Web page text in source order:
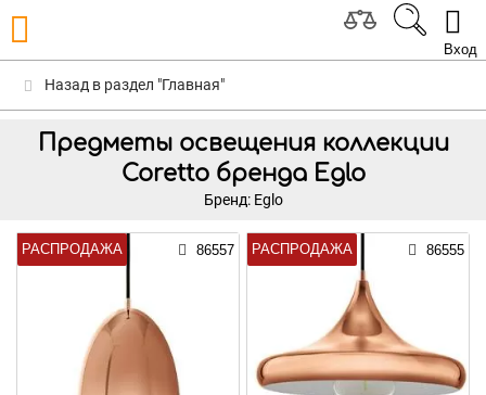
Вход
Назад в раздел "Главная"
Предметы освещения коллекции
Coretto бренда Eglo
Бренд: Eglo
РАСПРОДАЖА 86557 РАСПРОДАЖА 86555